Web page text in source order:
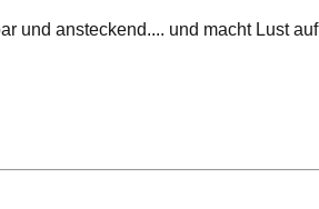
und ansteckend.... und macht Lust auf